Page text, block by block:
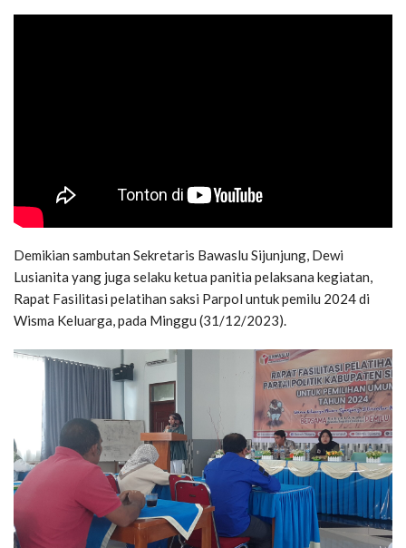
Demikian sambutan Sekretaris Bawaslu Sijunjung, Dewi
Lusianita yang juga selaku ketua panitia pelaksana kegiatan,
Rapat Fasilitasi pelatihan saksi Parpol untuk pemilu 2024 di
Wisma Keluarga, pada Minggu (31/12/2023).